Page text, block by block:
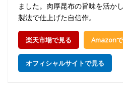
ました。肉厚昆布の旨味を活か
製法で仕上げた自信作。
楽天市場で見る Amazon
オフィシャルサイトで見る